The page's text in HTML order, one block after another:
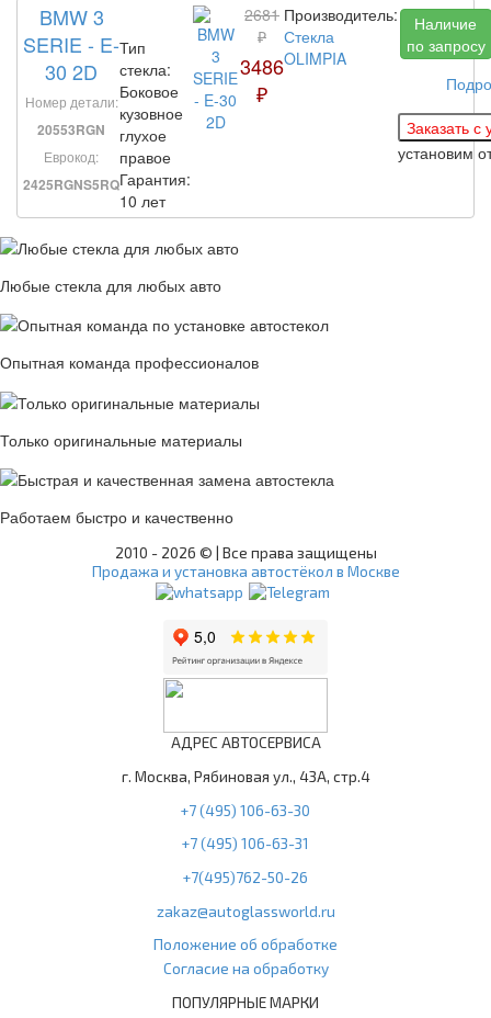
BMW 3
SERIE - E-
30 2D
Номер детали:
20553RGN
Еврокод:
2425RGNS5RQ
Тип
стекла:
Боковое
кузовное
глухое
правое
Гарантия:
10 лет
2681
₽
3486
₽
Производитель:
Стекла
OLIMPIA
Наличие
по запросу
установим
Любые стекла для любых авто
Опытная команда профессионалов
Только оригинальные материалы
Работаем быстро и качественно
2010 - 2026 © | Все права защищены
Продажа и установка автостёкол в Москве
АДРЕС АВТОСЕРВИСА
г. Москва, Рябиновая ул., 43А, стр.4
+7 (495) 106-63-30
+7 (495) 106-63-31
+7(495)762-50-26
zakaz@autoglassworld.ru
Положение об обработке
Согласие на обработку
ПОПУЛЯРНЫЕ МАРКИ